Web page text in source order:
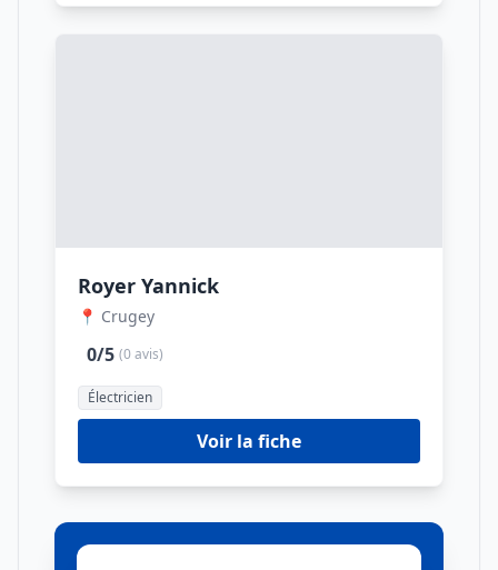
Royer Yannick
📍 Crugey
0/5 (0 avis)
Électricien
Voir la fiche